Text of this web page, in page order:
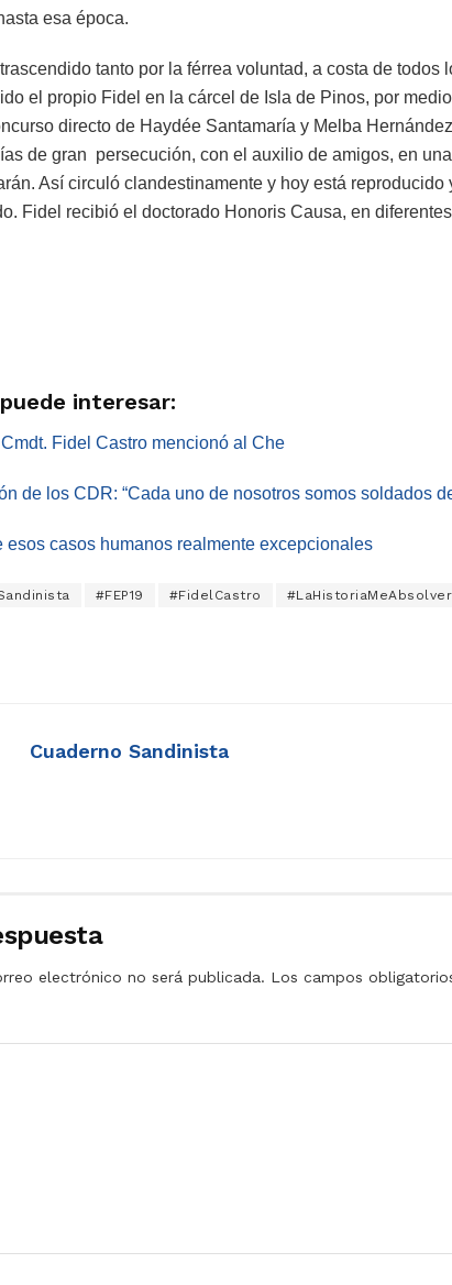
esa época.
tanto por la férrea voluntad, a costa de todos
el propio Fidel en la cárcel de Isla de Pinos, por
directo de Haydée Santamaría y Melba
de gran persecución, con el auxilio de amigos, en
Así circuló clandestinamente y hoy está
Fidel recibió el doctorado Honoris Causa, en
interesar:
Fidel Castro mencionó al Che
de los CDR: “Cada uno de nosotros somos soldados
esos casos humanos realmente excepcionales
#FEP19 #FidelCastro
Cuaderno Sandinista
electrónico no será publicada. Los campos